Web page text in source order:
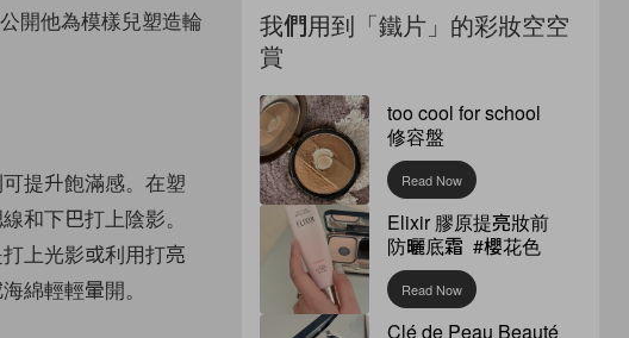
開他為模樣兒塑造輪
提升飽滿感。在塑
和下巴打上陰影。
上光影或利用打亮
綿輕輕暈開。
我們用到「鐵片」的彩妝空空
賞
too cool for school
修容盤
Read Now
Elixir 膠原提亮妝前
防曬底霜 #櫻花色
Read Now
Clé de Peau Beauté